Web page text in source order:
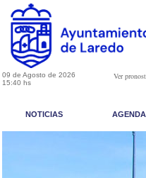
09 de Agosto de 2026
15:40 hs
Ver
NOTICIAS AGENDA